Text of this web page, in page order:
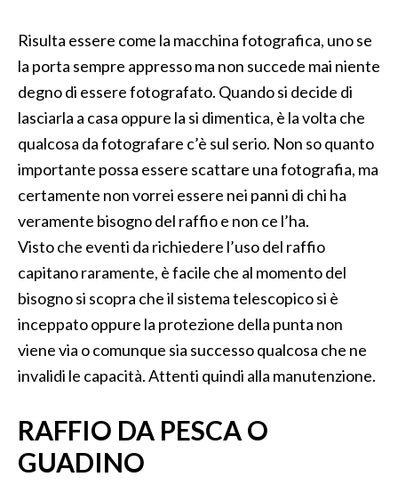
Risulta essere come la macchina fotografica, uno se
la porta sempre appresso ma non succede mai niente
degno di essere fotografato. Quando si decide di
lasciarla a casa oppure la si dimentica, è la volta che
qualcosa da fotografare c’è sul serio. Non so quanto
importante possa essere scattare una fotografia, ma
certamente non vorrei essere nei panni di chi ha
veramente bisogno del raffio e non ce l’ha.
Visto che eventi da richiedere l’uso del raffio
capitano raramente, è facile che al momento del
bisogno si scopra che il sistema telescopico si è
inceppato oppure la protezione della punta non
viene via o comunque sia successo qualcosa che ne
invalidi le capacità. Attenti quindi alla manutenzione.
RAFFIO DA PESCA O
GUADINO